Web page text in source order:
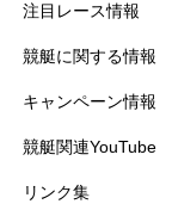
注目レース情報
競艇に関する情報
キャンペーン情報
競艇関連YouTube
リンク集